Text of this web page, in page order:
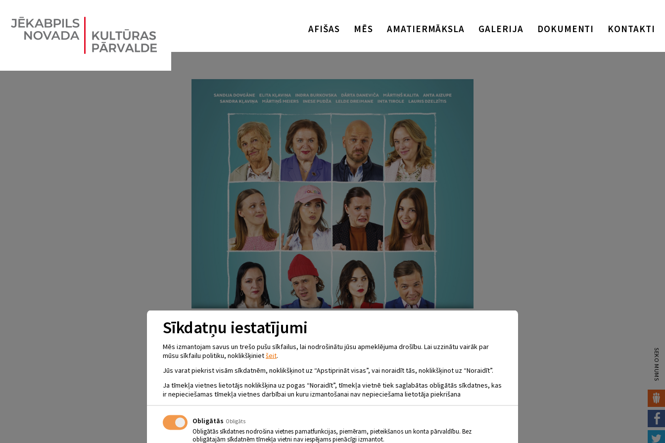
AFIŠAS MĒS AMATIERMĀKSLA GALERIJA DOKUMENTI KONTAKTI
SEKO MUMS
Sīkdatņu iestatījumi
Mēs izmantojam savus un trešo pušu sīkfailus, lai nodrošinātu jūsu apmeklējuma drošību. Lai uzzinātu vairāk par
mūsu sīkfailu politiku, noklikšķinietšeit.
Jūs varat piekrist visām sīkdatnēm, noklikšķinot uz “Apstiprināt visas”, vai noraidīt tās, noklikšķinot uz “Noraidīt”.
Ja tīmekļa vietnes lietotājs noklikšķina uz pogas “Noraidīt”, tīmekļa vietnē tiek saglabātas obligātās sīkdatnes, kas
ir nepieciešamas tīmekļa vietnes darbībai un kuru izmantošanai nav nepieciešama lietotāja piekrišana
Obligātās Obligāts
Obligātās sīkdatnes nodrošina vietnes pamatfunkcijas, piemēram, pieteikšanos un konta pārvaldību. Bez
obligātajām sīkdatnēm tīmekļa vietni nav iespējams pienācīgi izmantot.